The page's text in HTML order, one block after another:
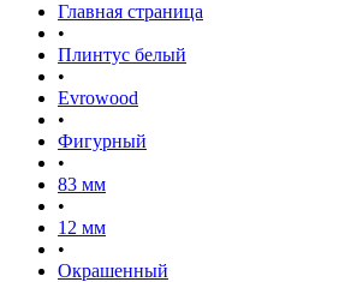
Главная страница
•
Плинтус белый
•
Evrowood
•
Фигурный
•
83 мм
•
12 мм
•
Окрашенный